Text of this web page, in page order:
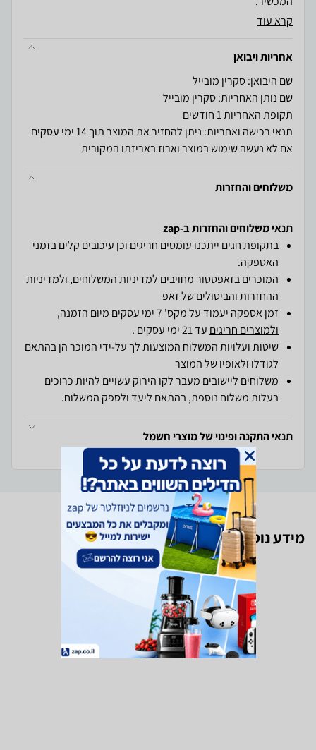
קרא עוד
אחריות ויבואן
שם היבואן: סקרין מובייל
שם נותן האחריות: סקרין מובייל
תקופת האחריות 1 חודשים
תנאי רכישה ואחריות: ניתן להחזיר את המוצר תוך 14 ימי עסקים
אם לא נעשה שימוש במוצר וארוז באריזתו המקורית
משלוחים והחזרות
תנאי משלוחים והחזרות ב-zap
בתקופת חגים ייתכנו עומסים חריגים וכן עיכובים קלים בזמני
האספקה.
המוכרים בזאפסטור מחויבים למדיניות המשלוחים, ולמדיניות
ההחזרות והביטוליםשל זאפ
זמן אספקה יעמוד על מקס' 7 ימי עסקים מיום הזמנה,
ולמוצרים חריגים עד 21 ימי עסקים .
שיטות ועלויות המשלוח המוצעות לך על-ידי המוכר הן בהתאם
לגודלו ולאופיו של המוצר
משלוחים ליישובים מעבר לקו הירוק עשויים להיות כרוכים
בעלות משלוח נוספת, בהתאם ליעד ולספק המשלוח.
תנאי התקנה ופינוי של מוצרי חשמל
מידע נוסף על המוצר